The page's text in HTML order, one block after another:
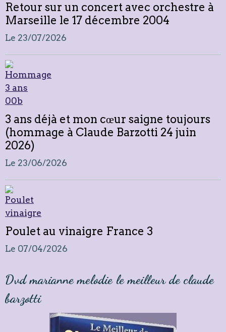
Retour sur un concert avec orchestre à
Marseille le 17 décembre 2004
Le 23/07/2026
3 ans déjà et mon cœur saigne toujours
(hommage à Claude Barzotti 24 juin
2026)
Le 23/06/2026
Poulet au vinaigre France 3
Le 07/04/2026
Dvd marianne melodie le meilleur de claude
barzotti